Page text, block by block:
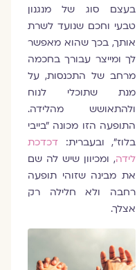
בעצם סוג של מנגנון
טבעי וחכם שנועד לשרת
אותך, בכך שהוא מאפשר
לך ומייצר עבורך בחכמה
מרחב של התכנסות, על
מנת שתוכלי לנוח
ולהתאושש מהלידה.
התופעה הזו מכונה "בייבי
בלוז", ובעברית:
דכדכת
לידה, ומכיוון שיש לה שם
את מבינה שזוהי תופעה
רחבה ולא חלילה רק
אצלך.